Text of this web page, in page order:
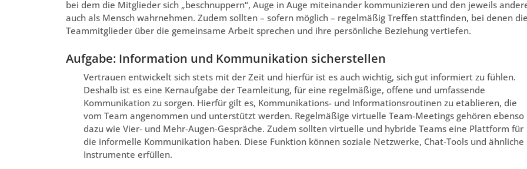
bei dem die Mitglieder sich „beschnuppern“, Auge in Auge miteinander kommunizieren und den jeweils
auch als Mensch wahrnehmen. Zudem sollten – sofern möglich – regelmäßig Treffen stattfinden, bei denen
Teammitglieder über die gemeinsame Arbeit sprechen und ihre persönliche Beziehung vertiefen.
Aufgabe: Information und Kommunikation sicherstellen
Vertrauen entwickelt sich stets mit der Zeit und hierfür ist es auch wichtig, sich gut informiert zu fühlen.
Deshalb ist es eine Kernaufgabe der Teamleitung, für eine regelmäßige, offene und umfassende
Kommunikation zu sorgen. Hierfür gilt es, Kommunikations- und Informationsroutinen zu etablieren, die
vom Team angenommen und unterstützt werden. Regelmäßige virtuelle Team-Meetings gehören ebenso
dazu wie Vier- und Mehr-Augen-Gespräche. Zudem sollten virtuelle und hybride Teams eine Plattform für
die informelle Kommunikation haben. Diese Funktion können soziale Netzwerke, Chat-Tools und ähnliche
Instrumente erfüllen.